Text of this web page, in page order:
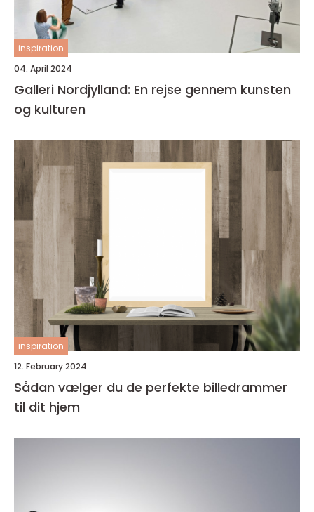
inspiration
04. April 2024
Galleri Nordjylland: En rejse gennem kunsten
og kulturen
inspiration
12. February 2024
Sådan vælger du de perfekte billedrammer
til dit hjem